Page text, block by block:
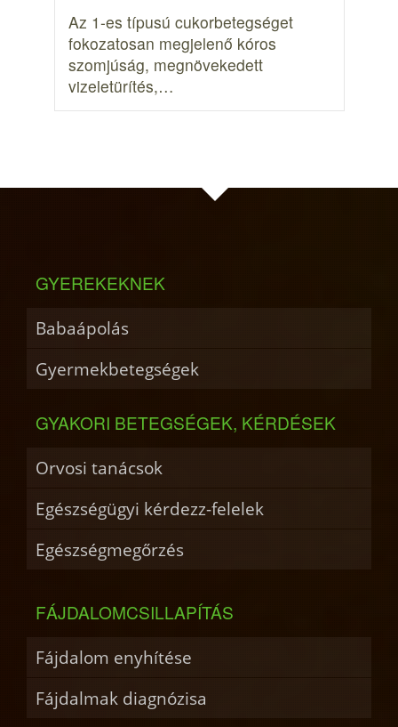
Az 1-es típusú cukorbetegséget
fokozatosan megjelenő kóros
szomjúság, megnövekedett
vizeletürítés,…
GYEREKEKNEK
Babaápolás
Gyermekbetegségek
GYAKORI BETEGSÉGEK, KÉRDÉSEK
Orvosi tanácsok
Egészségügyi kérdezz-felelek
Egészségmegőrzés
FÁJDALOMCSILLAPÍTÁS
Fájdalom enyhítése
Fájdalmak diagnózisa